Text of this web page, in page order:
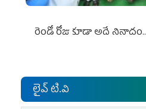
రెండో రోజు కూడా అదే నినాదం..
లైవ్ టి.వి